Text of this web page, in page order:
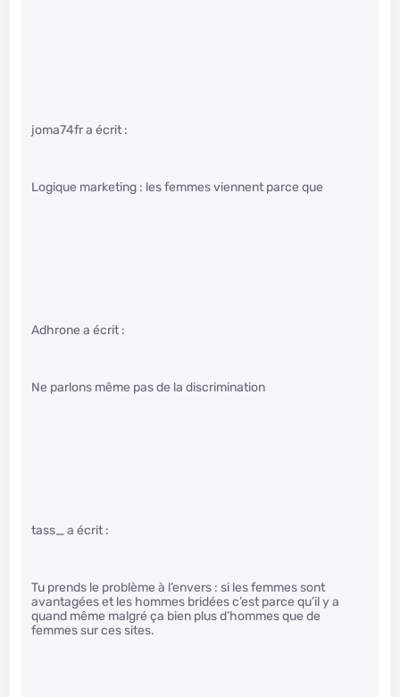
joma74fr a écrit :
Logique marketing : les femmes viennent parce que
Adhrone a écrit :
Ne parlons même pas de la discrimination
tass_ a écrit :
Tu prends le problème à l’envers : si les femmes sont
avantagées et les hommes bridées c’est parce qu’il y a
quand même malgré ça bien plus d’hommes que de
femmes sur ces sites.